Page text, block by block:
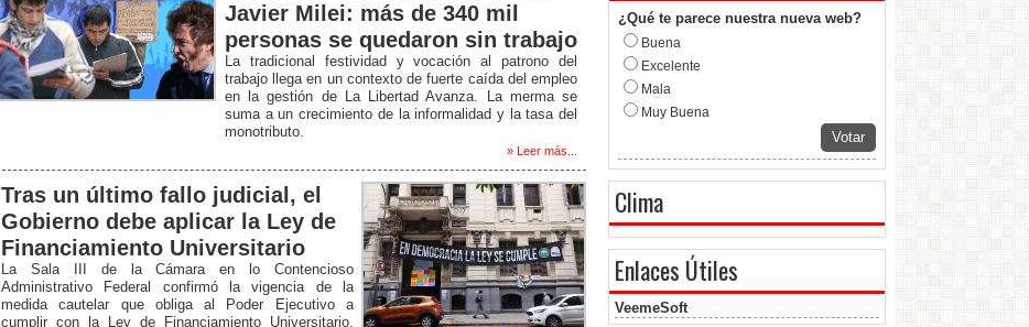
Javier Milei: más de 340 mil
personas se quedaron sin trabajo
La tradicional festividad y vocación al patrono del
trabajo llega en un contexto de fuerte caída del empleo
en la gestión de La Libertad Avanza. La merma se
suma a un crecimiento de la informalidad y la tasa del
monotributo.
» Leer más...
Tras un último fallo judicial, el
Gobierno debe aplicar la Ley de
Financiamiento Universitario
La Sala III de la Cámara en lo Contencioso
Administrativo Federal confirmó la vigencia de la
medida cautelar que obliga al Poder Ejecutivo a
cumplir con la Ley de Financiamiento Universitario.
¿Qué te parece nuestra nueva web?
Buena
Excelente
Mala
Muy Buena
Votar
Clima
Enlaces Útiles
VeemeSoft